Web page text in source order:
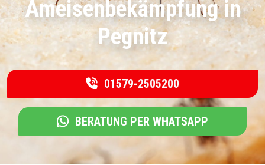
Ameisenbekämpfung in
Pegnitz
01579-2505200
BERATUNG PER WHATSAPP